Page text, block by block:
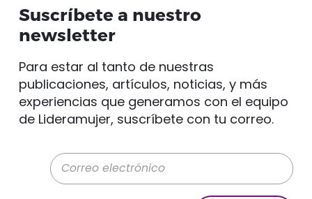
Suscríbete a nuestro
newsletter
Para estar al tanto de nuestras
publicaciones, artículos, noticias, y más
experiencias que generamos con el equipo
de Lideramujer, suscríbete con tu correo.
Correo electrónico